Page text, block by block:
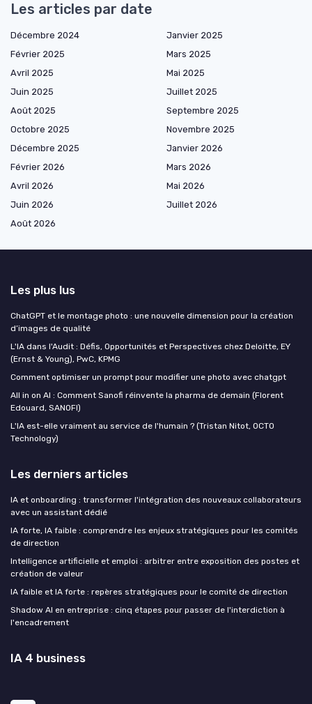
Les articles par date
Décembre 2024
Janvier 2025
Février 2025
Mars 2025
Avril 2025
Mai 2025
Juin 2025
Juillet 2025
Août 2025
Septembre 2025
Octobre 2025
Novembre 2025
Décembre 2025
Janvier 2026
Février 2026
Mars 2026
Avril 2026
Mai 2026
Juin 2026
Juillet 2026
Août 2026
Les plus lus
ChatGPT et le montage photo : une nouvelle dimension pour la création
d’images de qualité
L'IA dans l'Audit : Défis, Opportunités et Perspectives chez Deloitte, EY
(Ernst & Young), PwC, KPMG
Comment optimiser un prompt pour modifier une photo avec chatgpt
All in on AI : Comment Sanofi réinvente la pharma de demain (Florent
Edouard, SANOFI)
L'IA est-elle vraiment au service de l'humain ? (Tristan Nitot, OCTO
Technology)
Les derniers articles
IA et onboarding : transformer l'intégration des nouveaux collaborateurs
avec un assistant dédié
IA forte, IA faible : comprendre les enjeux stratégiques pour les comités
de direction
Intelligence artificielle et emploi : arbitrer entre exposition des postes et
création de valeur
IA faible et IA forte : repères stratégiques pour le comité de direction
Shadow AI en entreprise : cinq étapes pour passer de l'interdiction à
l'encadrement
IA 4 business